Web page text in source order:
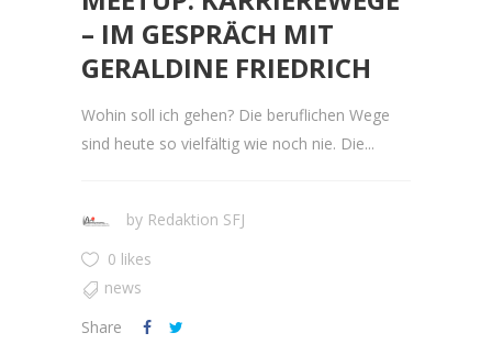
– IM GESPRÄCH MIT
GERALDINE FRIEDRICH
Wohin soll ich gehen? Die beruflichen Wege
sind heute so vielfältig wie noch nie. Die...
by Redaktion SFJ
0 likes
news
Share